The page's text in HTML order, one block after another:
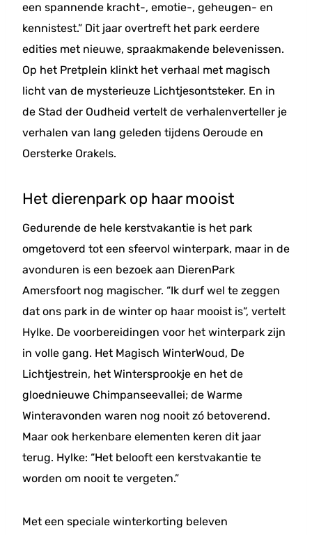
een spannende kracht-, emotie-, geheugen- en
kennistest.” Dit jaar overtreft het park eerdere
edities met nieuwe, spraakmakende belevenissen.
Op het Pretplein klinkt het verhaal met magisch
licht van de mysterieuze Lichtjesontsteker. En in
de Stad der Oudheid vertelt de verhalenverteller je
verhalen van lang geleden tijdens Oeroude en
Oersterke Orakels.
Het dierenpark op haar mooist
Gedurende de hele kerstvakantie is het park
omgetoverd tot een sfeervol winterpark, maar in de
avonduren is een bezoek aan DierenPark
Amersfoort nog magischer. “Ik durf wel te zeggen
dat ons park in de winter op haar mooist is”, vertelt
Hylke. De voorbereidingen voor het winterpark zijn
in volle gang. Het Magisch WinterWoud, De
Lichtjestrein, het Wintersprookje en het de
gloednieuwe Chimpanseevallei; de Warme
Winteravonden waren nog nooit zó betoverend.
Maar ook herkenbare elementen keren dit jaar
terug. Hylke: “Het belooft een kerstvakantie te
worden om nooit te vergeten.”
Met een speciale winterkorting beleven